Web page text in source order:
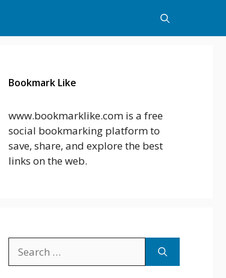
Bookmark Like
www.bookmarklike.com is a free
social bookmarking platform to
save, share, and explore the best
links on the web.
for: